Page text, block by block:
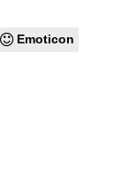
Emoticon